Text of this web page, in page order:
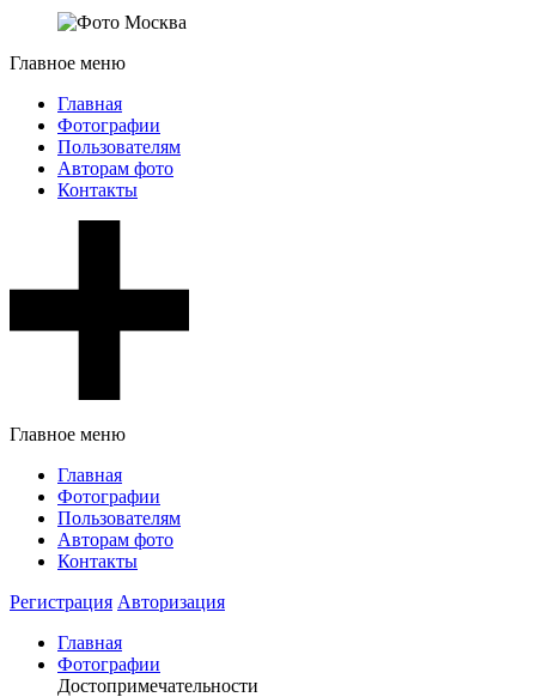
Главное меню
Главная
Фотографии
Пользователям
Авторам фото
Контакты
Главное меню
Главная
Фотографии
Пользователям
Авторам фото
Контакты
Регистрация Авторизация
Главная
Фотографии
Достопримечательности